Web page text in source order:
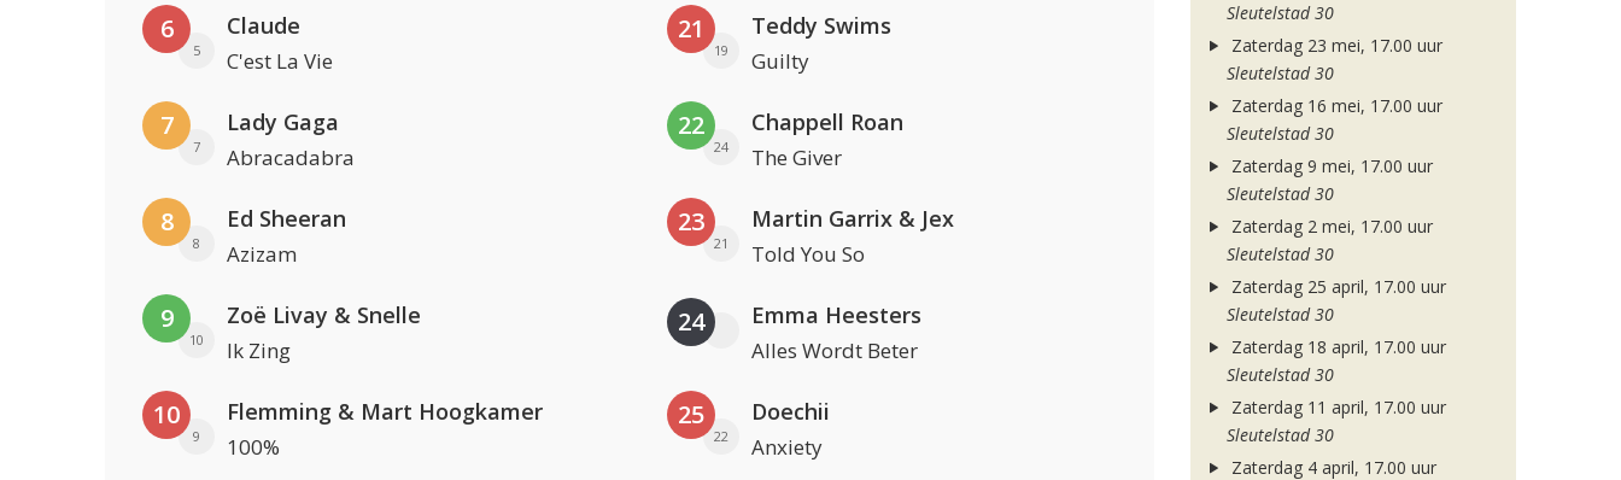
6
5
Claude
C'est La Vie
7
7
Lady Gaga
Abracadabra
8
8
Ed Sheeran
Azizam
9
10
Zoë Livay & Snelle
Ik Zing
10
9
Flemming & Mart Hoogkamer
100%
21
19
Teddy Swims
Guilty
22
24
Chappell Roan
The Giver
23
21
Martin Garrix & Jex
Told You So
24 Emma Heesters
Alles Wordt Beter
25
22
Doechii
Anxiety
Sleutelstad 30
Zaterdag 23 mei, 17.00 uur
Sleutelstad 30
Zaterdag 16 mei, 17.00 uur
Sleutelstad 30
Zaterdag 9 mei, 17.00 uur
Sleutelstad 30
Zaterdag 2 mei, 17.00 uur
Sleutelstad 30
Zaterdag 25 april, 17.00 uur
Sleutelstad 30
Zaterdag 18 april, 17.00 uur
Sleutelstad 30
Zaterdag 11 april, 17.00 uur
Sleutelstad 30
Zaterdag 4 april, 17.00 uur